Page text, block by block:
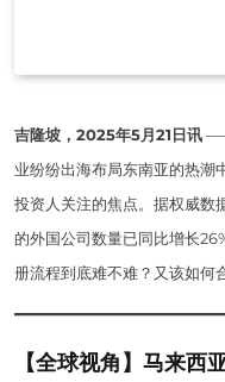
吉隆坡，2025年5月21日讯
业纷纷出海布局东南亚的热潮
投资人关注的焦点。据权威数
的外国公司数量已同比增长
册流程到底难不难？又该如何
【全球视角】马来西